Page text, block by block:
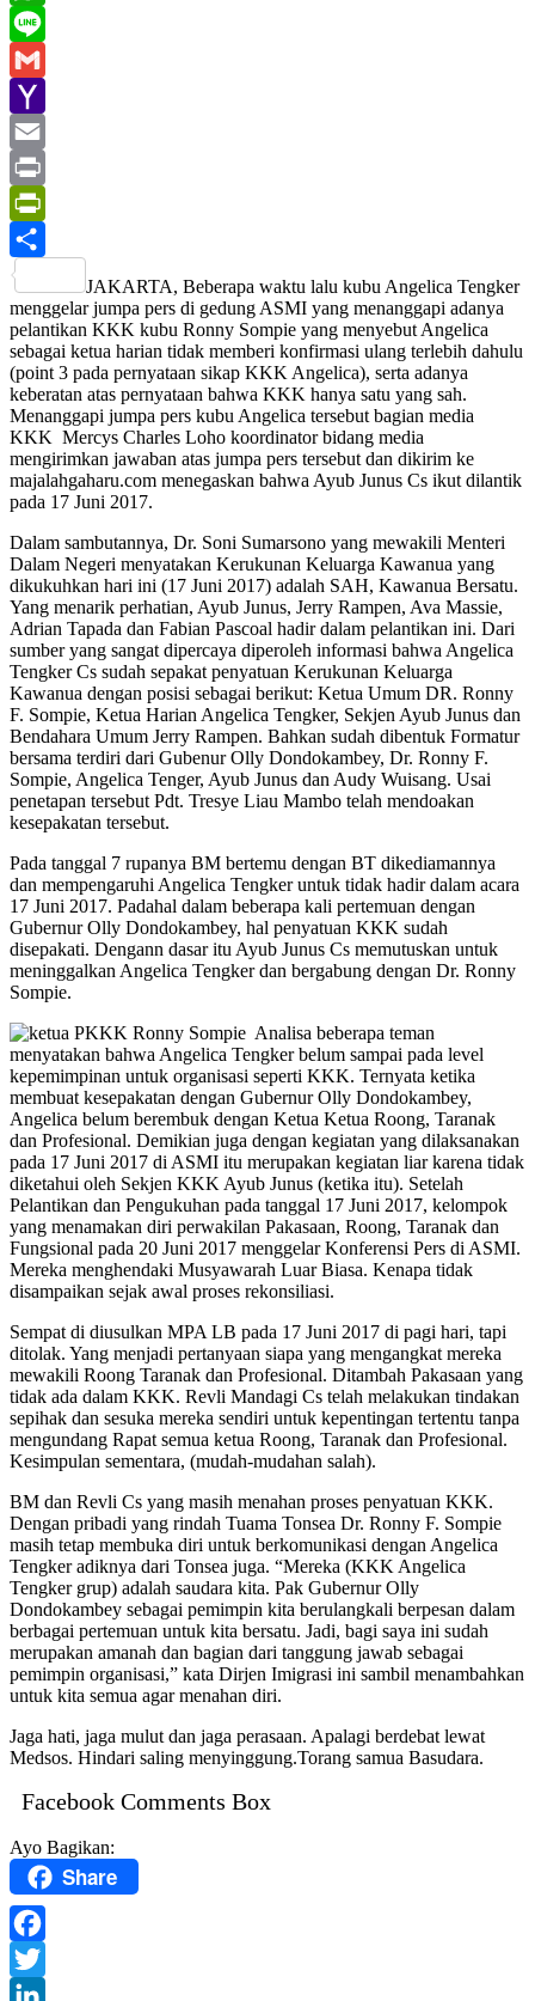
WhatsApp
Line
Gmail
Yahoo
Mail
Email
Print
PrintFriendly
JAKARTA, Beberapa waktu lalu kubu Angelica Tengker
menggelar jumpa pers di gedung ASMI yang menanggapi adanya
pelantikan KKK kubu Ronny Sompie yang menyebut Angelica
sebagai ketua harian tidak memberi konfirmasi ulang terlebih dahulu
(point 3 pada pernyataan sikap KKK Angelica), serta adanya
keberatan atas pernyataan bahwa KKK hanya satu yang sah.
Menanggapi jumpa pers kubu Angelica tersebut bagian media
KKK Mercys Charles Loho koordinator bidang media
mengirimkan jawaban atas jumpa pers tersebut dan dikirim ke
majalahgaharu.com menegaskan bahwa Ayub Junus Cs ikut dilantik
pada 17 Juni 2017.
Dalam sambutannya, Dr. Soni Sumarsono yang mewakili Menteri
Dalam Negeri menyatakan Kerukunan Keluarga Kawanua yang
dikukuhkan hari ini (17 Juni 2017) adalah SAH, Kawanua Bersatu.
Yang menarik perhatian, Ayub Junus, Jerry Rampen, Ava Massie,
Adrian Tapada dan Fabian Pascoal hadir dalam pelantikan ini. Dari
sumber yang sangat dipercaya diperoleh informasi bahwa Angelica
Tengker Cs sudah sepakat penyatuan Kerukunan Keluarga
Kawanua dengan posisi sebagai berikut: Ketua Umum DR. Ronny
F. Sompie, Ketua Harian Angelica Tengker, Sekjen Ayub Junus dan
Bendahara Umum Jerry Rampen. Bahkan sudah dibentuk Formatur
bersama terdiri dari Gubenur Olly Dondokambey, Dr. Ronny F.
Sompie, Angelica Tenger, Ayub Junus dan Audy Wuisang. Usai
penetapan tersebut Pdt. Tresye Liau Mambo telah mendoakan
kesepakatan tersebut.
Pada tanggal 7 rupanya BM bertemu dengan BT dikediamannya
dan mempengaruhi Angelica Tengker untuk tidak hadir dalam acara
17 Juni 2017. Padahal dalam beberapa kali pertemuan dengan
Gubernur Olly Dondokambey, hal penyatuan KKK sudah
disepakati. Dengann dasar itu Ayub Junus Cs memutuskan untuk
meninggalkan Angelica Tengker dan bergabung dengan Dr. Ronny
Sompie.
Analisa beberapa teman
menyatakan bahwa Angelica Tengker belum sampai pada level
kepemimpinan untuk organisasi seperti KKK. Ternyata ketika
membuat kesepakatan dengan Gubernur Olly Dondokambey,
Angelica belum berembuk dengan Ketua Ketua Roong, Taranak
dan Profesional. Demikian juga dengan kegiatan yang dilaksanakan
pada 17 Juni 2017 di ASMI itu merupakan kegiatan liar karena tidak
diketahui oleh Sekjen KKK Ayub Junus (ketika itu). Setelah
Pelantikan dan Pengukuhan pada tanggal 17 Juni 2017, kelompok
yang menamakan diri perwakilan Pakasaan, Roong, Taranak dan
Fungsional pada 20 Juni 2017 menggelar Konferensi Pers di ASMI.
Mereka menghendaki Musyawarah Luar Biasa. Kenapa tidak
disampaikan sejak awal proses rekonsiliasi.
Sempat di diusulkan MPA LB pada 17 Juni 2017 di pagi hari, tapi
ditolak. Yang menjadi pertanyaan siapa yang mengangkat mereka
mewakili Roong Taranak dan Profesional. Ditambah Pakasaan yang
tidak ada dalam KKK. Revli Mandagi Cs telah melakukan tindakan
sepihak dan sesuka mereka sendiri untuk kepentingan tertentu tanpa
mengundang Rapat semua ketua Roong, Taranak dan Profesional.
Kesimpulan sementara, (mudah-mudahan salah).
BM dan Revli Cs yang masih menahan proses penyatuan KKK.
Dengan pribadi yang rindah Tuama Tonsea Dr. Ronny F. Sompie
masih tetap membuka diri untuk berkomunikasi dengan Angelica
Tengker adiknya dari Tonsea juga. “Mereka (KKK Angelica
Tengker grup) adalah saudara kita. Pak Gubernur Olly
Dondokambey sebagai pemimpin kita berulangkali berpesan dalam
berbagai pertemuan untuk kita bersatu. Jadi, bagi saya ini sudah
merupakan amanah dan bagian dari tanggung jawab sebagai
pemimpin organisasi,” kata Dirjen Imigrasi ini sambil menambahkan
untuk kita semua agar menahan diri.
Jaga hati, jaga mulut dan jaga perasaan. Apalagi berdebat lewat
Medsos. Hindari saling menyinggung.Torang samua Basudara.
Facebook Comments Box
Ayo Bagikan:
Share
Facebook
Twitter